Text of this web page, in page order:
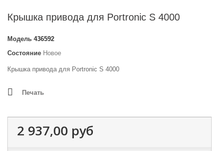
Крышка привода для Portronic S 4000
Модель 436592
Состояние Новое
Крышка привода для Portronic S 4000
Печать
2 937,00 руб